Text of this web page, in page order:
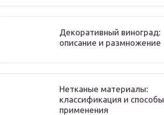
Декоративный виноград:
описание и размножение
Нетканые материалы:
классификация и способы
применения